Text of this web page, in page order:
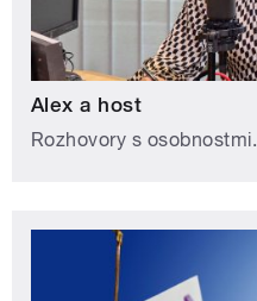
Alex a host
Rozhovory s osobnostmi.